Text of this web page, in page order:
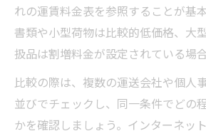
れの運賃料金表を参照することが基
書類や小型荷物は比較的低価格、大
扱品は割増料金が設定されている場
比較の際は、複数の運送会社や個人
並びでチェックし、同一条件でどの
かを確認しましょう。インターネッ